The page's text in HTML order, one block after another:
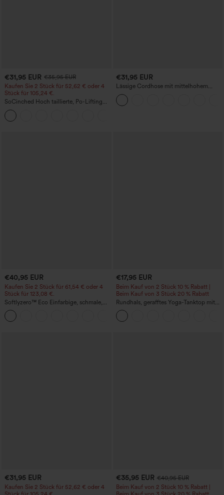
€31,95 EUR €35,95 EUR
Kaufen Sie 2 Stück für 52,62 € oder 4
Stück für 105,24 €.
SoCinched Hoch taillierte, Po-Lifting
7/8-Trainingsleggings mit
Bauchkontrolle und Seitentaschen
€31,95 EUR
Lässige Cordhose mit mittelhohem
Bund, Reißverschluss und Seitentaschen
€40,95 EUR
Kaufen Sie 2 Stück für 61,54 € oder 4
Stück für 123,08 €.
Softlyzero™ Eco Einfarbige, schmale,
hoch taillierte Wanderhose mit
mehreren Taschen
€17,95 EUR
Beim Kauf von 2 Stück 10 % Rabatt |
Beim Kauf von 3 Stück 20 % Rabatt
Rundhals, gerafftes Yoga-Tanktop mit
Cool-Touch-Effekt – UPF50+
€31,95 EUR
Kaufen Sie 2 Stück für 52,62 € oder 4
€35,95 EUR €40,95 EUR
Beim Kauf von 2 Stück 10 % Rabatt |